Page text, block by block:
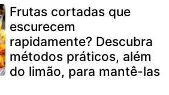
Frutas cortadas que
escurecem
rapidamente? Descubra
métodos práticos, além
do limão, para mantê-las